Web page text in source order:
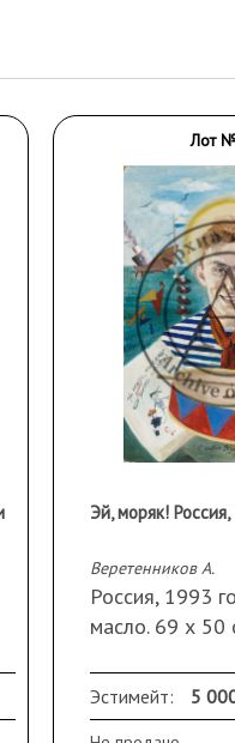
ряде городских (Муром) и
поколение детей. Более
Многие работы
художественном
Лот
Веретенников А.
Россия, 1993
масло. 69 х 50
Эстимейт: 5